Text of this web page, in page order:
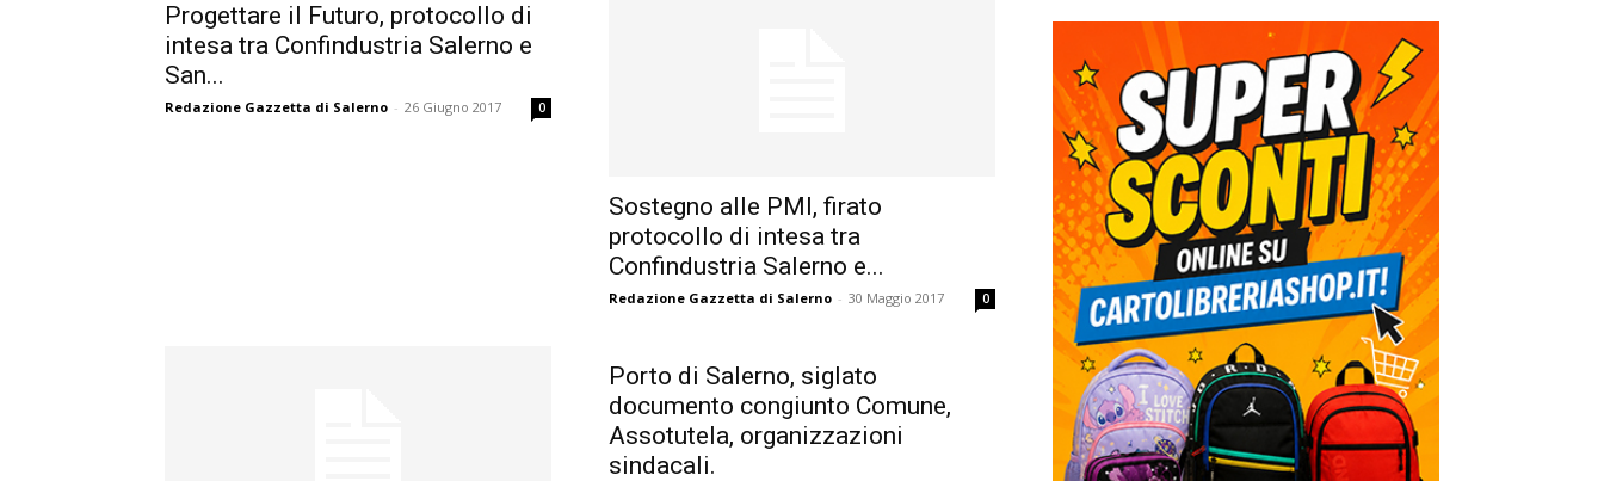
Progettare il Futuro, protocollo di
intesa tra Confindustria Salerno e
San...
Redazione Gazzetta di Salerno - 26 Giugno 2017 0
Sostegno alle PMI, firato
protocollo di intesa tra
Confindustria Salerno e...
Redazione Gazzetta di Salerno - 30 Maggio 2017 0
Porto di Salerno, siglato
documento congiunto Comune,
Assotutela, organizzazioni
sindacali.